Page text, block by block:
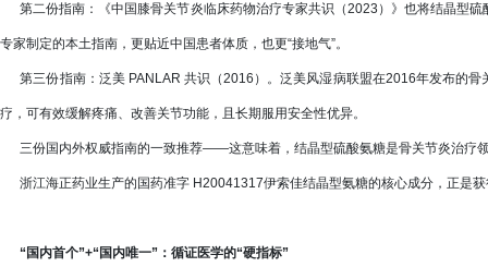
第二份指南：《中国膝骨关节炎临床药物治疗专家共识（2023）》也将结晶型
专家制定的本土指南，更贴近中国患者体质，也更“接地气”。
第三份指南：泛美 PANLAR 共识（2016）。泛美风湿病联盟在2016年发布的骨
疗，可有效缓解疼痛、改善关节功能，且长期服用安全性优异。
三份国内外权威指南的一致推荐——这意味着，结晶型硫酸氨糖是骨关节炎治疗领
浙江海正药业生产的国药准字 H20041317伊索佳结晶型氨糖的核心成分，正是
“国内首个”+“国内唯一”：循证医学的“硬指标”